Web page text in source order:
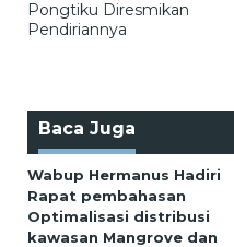
Pongtiku Diresmikan
Pendiriannya
Baca Juga
Wabup Hermanus Hadiri
Rapat pembahasan
Optimalisasi distribusi
kawasan Mangrove dan